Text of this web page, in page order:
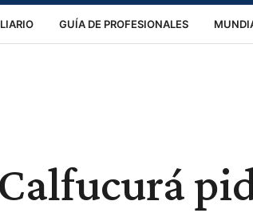
GUÍA DE PROFESIONALES